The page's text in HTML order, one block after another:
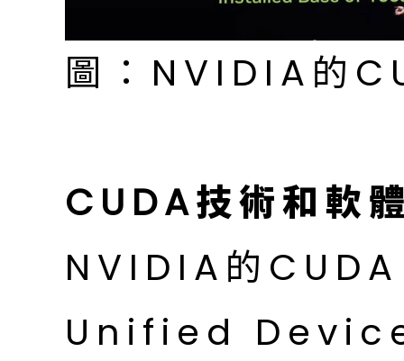
圖：NVIDIA的
CUDA技術和軟
NVIDIA的
Unified